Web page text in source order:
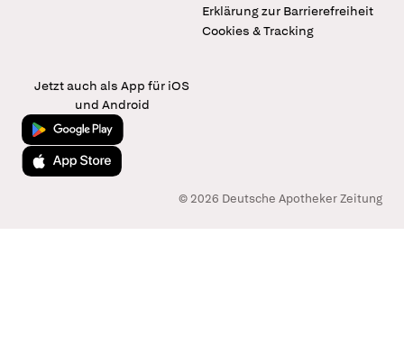
Erklärung zur Barrierefreiheit
Cookies & Tracking
Jetzt auch als App für iOS
und Android
Jetzt bei Google Play
Laden im App Store
© 2026 Deutsche Apotheker Zeitung